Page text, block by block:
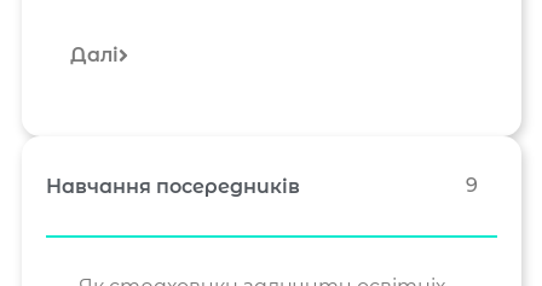
Далі
Навчання посередників 9